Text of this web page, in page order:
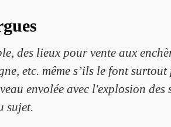
des lieux pour vente aux
etc. même s’ils le font
envolée avec l'explosion des
sujet.